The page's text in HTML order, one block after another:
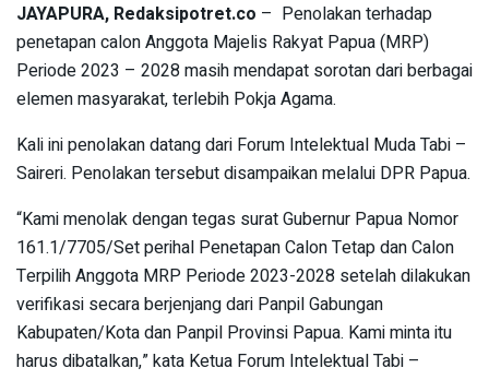
JAYAPURA, Redaksipotret.co – Penolakan terhadap
penetapan calon Anggota Majelis Rakyat Papua (MRP)
Periode 2023 – 2028 masih mendapat sorotan dari berbagai
elemen masyarakat, terlebih Pokja Agama.
Kali ini penolakan datang dari Forum Intelektual Muda Tabi –
Saireri. Penolakan tersebut disampaikan melalui DPR Papua.
“Kami menolak dengan tegas surat Gubernur Papua Nomor
161.1/7705/Set perihal Penetapan Calon Tetap dan Calon
Terpilih Anggota MRP Periode 2023-2028 setelah dilakukan
verifikasi secara berjenjang dari Panpil Gabungan
Kabupaten/Kota dan Panpil Provinsi Papua. Kami minta itu
harus dibatalkan,” kata Ketua Forum Intelektual Tabi –